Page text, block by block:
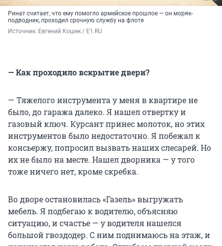
Ринат считает, что ему помогло армейское прошлое — он моряк-
подводник, проходил срочную службу на флоте
Источник: Евгений Кошек / E1.RU
— Как проходило вскрытие двери?
— Тяжелого инструмента у меня в квартире не
было, до гаража далеко. Я нашел отвертку и
газовый ключ. Курсант принес молоток, но этих
инструментов было недостаточно. Я побежал к
консьержу, попросил вызвать наших слесарей. Но
их не было на месте. Нашел дворника — у того
тоже ничего нет, кроме скребка.
Во дворе остановилась «Газель» выгружать
мебель. Я подбегаю к водителю, объясняю
ситуацию, и счастье — у водителя нашелся
большой гвоздодер. С ним поднимаюсь на этаж, и